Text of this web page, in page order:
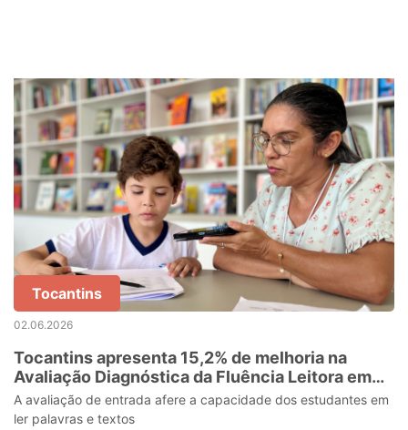
Tocantins
02.06.2026
Tocantins apresenta 15,2% de melhoria na
Avaliação Diagnóstica da Fluência Leitora em
comparação ao de 2025
A avaliação de entrada afere a capacidade dos estudantes em
ler palavras e textos